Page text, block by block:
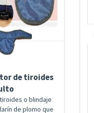
de tiroides
o blindaje
de plomo que